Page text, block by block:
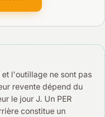
l'outillage ne sont pas
revente dépend du
le jour J. Un PER
constitue un